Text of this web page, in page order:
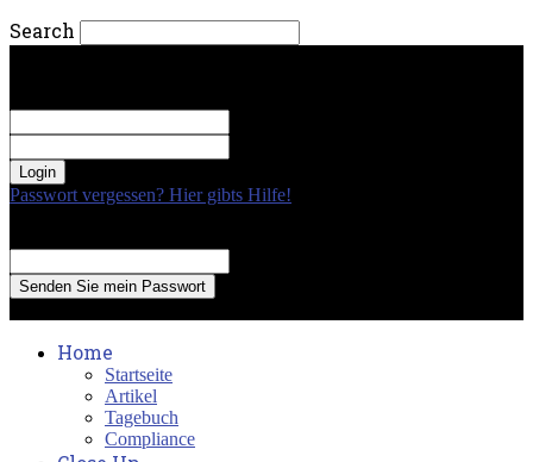
Search
Passwort vergessen? Hier gibts Hilfe!
Home
Startseite
Artikel
Tagebuch
Compliance